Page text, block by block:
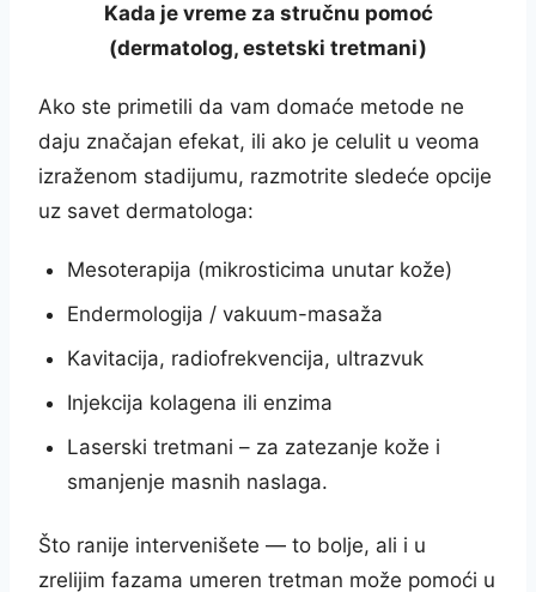
Kada je vreme za stručnu pomoć
(dermatolog, estetski tretmani)
Ako ste primetili da vam domaće metode ne
daju značajan efekat, ili ako je celulit u veoma
izraženom stadijumu, razmotrite sledeće opcije
uz savet dermatologa:
Mesoterapija (mikrosticima unutar kože)
Endermologija / vakuum-masaža
Kavitacija, radiofrekvencija, ultrazvuk
Injekcija kolagena ili enzima
Laserski tretmani – za zatezanje kože i
smanjenje masnih naslaga.
Što ranije intervenišete — to bolje, ali i u
zrelijim fazama umeren tretman može pomoći u